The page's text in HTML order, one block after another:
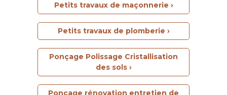
Petits travaux de maçonnerie ›
Petits travaux de plomberie ›
Ponçage Polissage Cristallisation
des sols ›
Ponçage rénovation entretien de